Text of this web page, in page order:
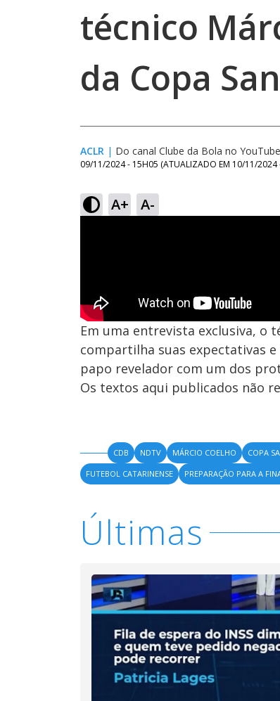
técnico
da Copa
ACLR | Do canal Clube da Bola no YouTube
09/11/2024 - 15H05 (ATUALIZADO EM 10/11/2024
A+ A-
Em uma entrevista exclusiva, o
compartilha suas expectativas
papo revelador com um dos
Os textos aqui publicados não
CDB NDTV MÁRCIO COELHO COPA
FUTEBOL CATARINENSE
PREPARAÇÃO PARA A
Últimas